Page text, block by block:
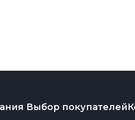
Выбор покупателей